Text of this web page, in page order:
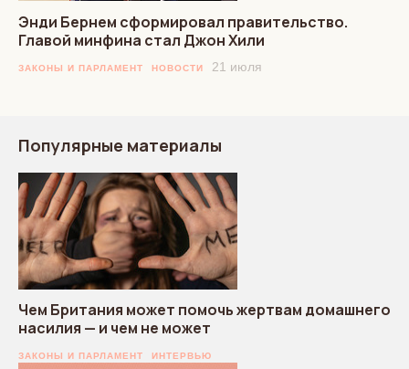
Энди Бернем сформировал правительство.
Главой минфина стал Джон Хили
ЗАКОНЫ И ПАРЛАМЕНТ НОВОСТИ 21 июля
Популярные материалы
Чем Британия может помочь жертвам домашнего
насилия — и чем не может
ЗАКОНЫ И ПАРЛАМЕНТ ИНТЕРВЬЮ